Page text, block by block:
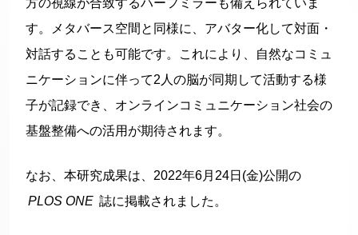
方の視線が合致するハーフミラーも備えられていま
す。メタバース空間と同様に、アバター化して対面・
対話することも可能です。これにより、自然なコミュ
ニケーションに伴って2人の脳が同期して活動する様
子が記録でき、オンラインコミュニケーション社会の
基盤整備への活用が期待されます。
なお、本研究成果は、2022年6月24日(金)公開の
PLOS ONE 誌に掲載されました。